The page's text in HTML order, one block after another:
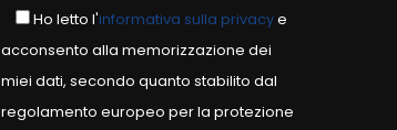
Ho letto l'informativa sulla privacye
acconsento alla memorizzazione dei
miei dati, secondo quanto stabilito dal
regolamento europeo per la protezione